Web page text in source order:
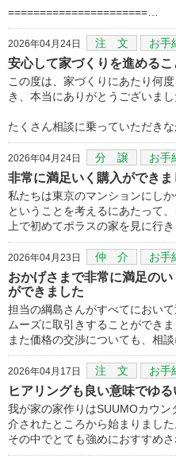
======================…
2026年04月24日 注 文 お手
安心して家づくりを進める
この度は、家づくりにあたり何
き、本当にありがとうございまし
たくさん相談に乗っていただき
2026年04月24日 分 譲 お手
非常に満足いく購入ができま
私たちは東京のマンションにし
ということを考えるにあたって
上で初めてポラスの家を見に行
2026年04月23日 仲 介 お手
おかげさまで非常に満足の
ができました
担当の綱島さんがすべてにおい
ムーズに取引きすることができま
また価格の交渉についても、相
2026年04月17日 注 文 お手
ヒアリングも良い意味でゆ
我が家の家作りはSUUMOカウ
介されたところから始まりました
その中でとても強めにおすすめ